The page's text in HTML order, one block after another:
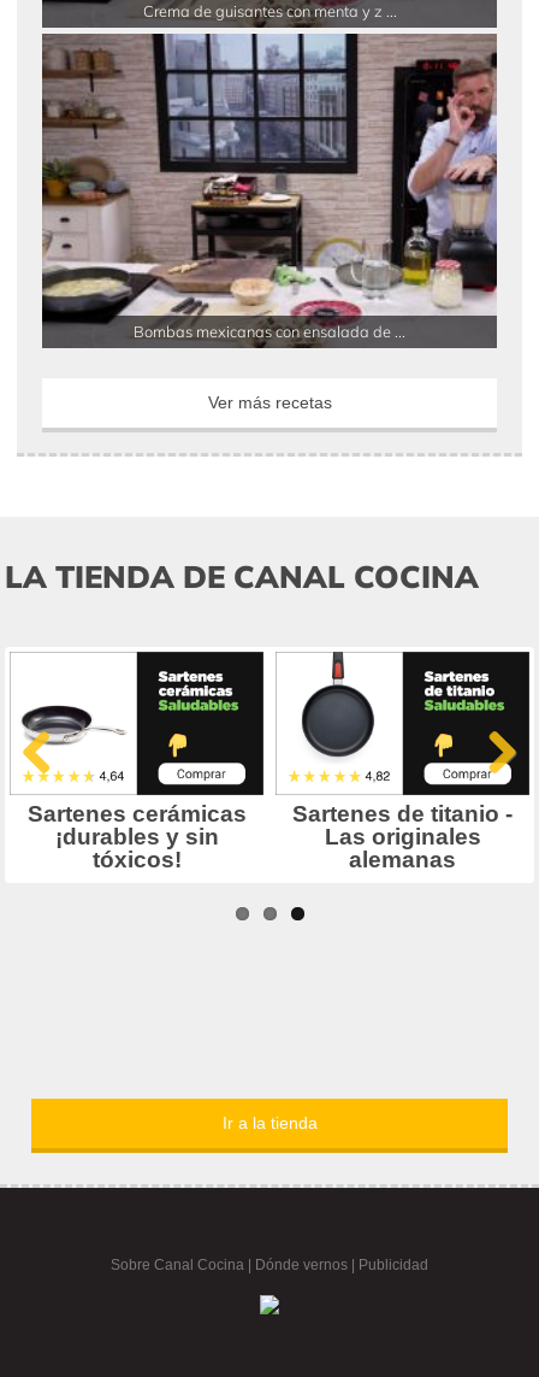
Crema de guisantes con menta y z ...
Bombas mexicanas con ensalada de ...
Ver más recetas
LA TIENDA DE CANAL COCINA
Ir a la tienda
Sobre Canal Cocina Dónde vernos | Publicidad